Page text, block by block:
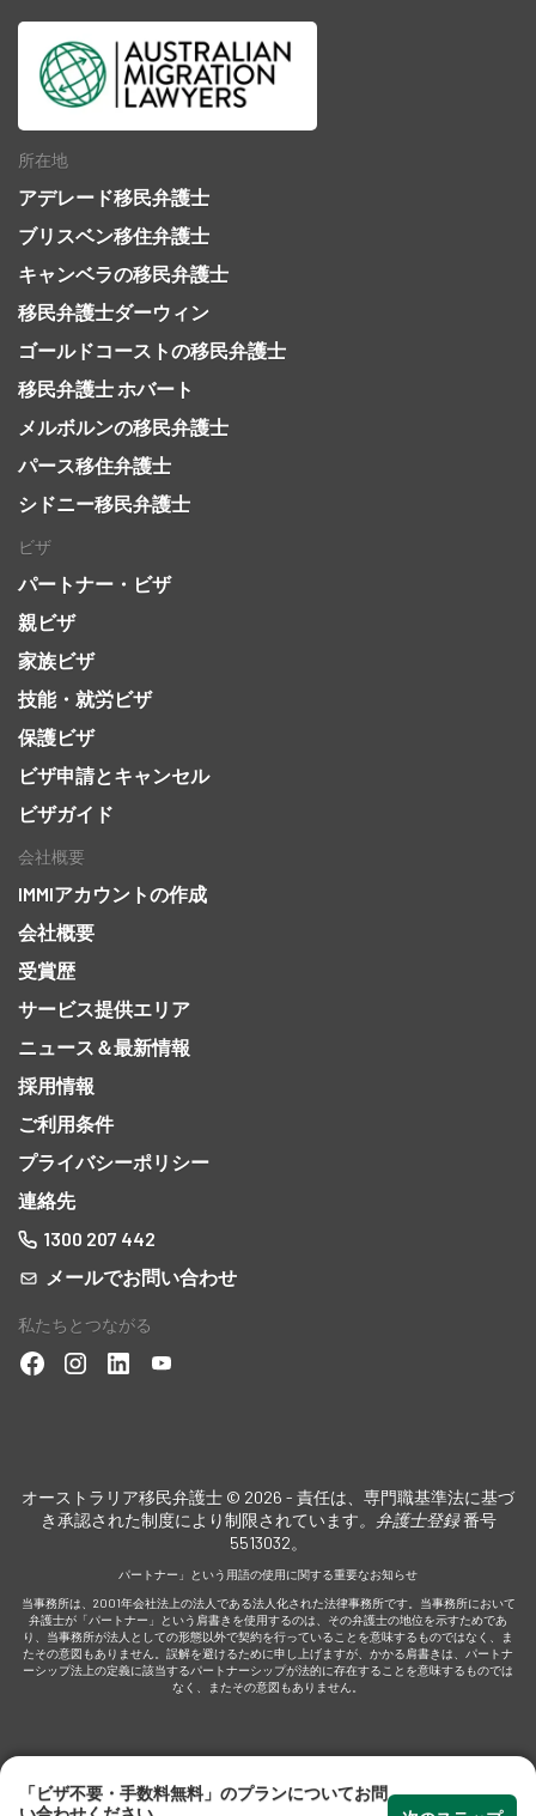
所在地
アデレード移民弁護士
ブリスベン移住弁護士
キャンベラの移民弁護士
移民弁護士ダーウィン
ゴールドコーストの移民弁護士
移民弁護士 ホバート
メルボルンの移民弁護士
パース移住弁護士
シドニー移民弁護士
ビザ
パートナー・ビザ
親ビザ
家族ビザ
技能・就労ビザ
保護ビザ
ビザ申請とキャンセル
ビザガイド
会社概要
IMMIアカウントの作成
会社概要
受賞歴
サービス提供エリア
ニュース＆最新情報
採用情報
ご利用条件
プライバシーポリシー
連絡先
1300 207 442
メールでお問い合わせ
私たちとつながる
オーストラリア移民弁護士 © 2026 - 責任は、専門職基準法に基づ
き承認された制度により制限されています。弁護士登録番号
5513032。
パートナー」という用語の使用に関する重要なお知らせ
当事務所は、2001年会社法上の法人である法人化された法律事務所です。当事務所において
弁護士が「パートナー」という肩書きを使用するのは、その弁護士の地位を示すためであ
り、当事務所が法人としての形態以外で契約を行っていることを意味するものではなく、ま
たその意図もありません。誤解を避けるために申し上げますが、かかる肩書きは、パートナ
ーシップ法上の定義に該当するパートナーシップが法的に存在することを意味するものでは
なく、またその意図もありません。
「ビザ不要・手数料無料」のプランについてお問